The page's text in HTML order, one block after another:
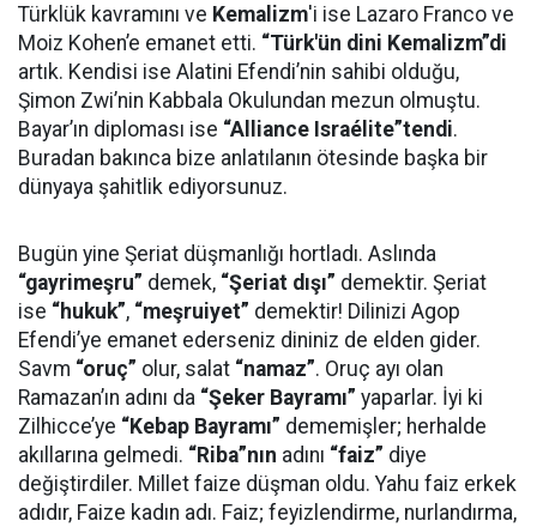
Türklük kavramını ve Kemalizm'i ise Lazaro Franco ve
Moiz Kohen’e emanet etti. “Türk'ün dini Kemalizm”di
artık. Kendisi ise Alatini Efendi’nin sahibi olduğu,
Şimon Zwi’nin Kabbala Okulundan mezun olmuştu.
Bayar’ın diploması ise “Alliance Israélite”tendi.
Buradan bakınca bize anlatılanın ötesinde başka bir
dünyaya şahitlik ediyorsunuz.
Bugün yine Şeriat düşmanlığı hortladı. Aslında
“gayrimeşru” demek, “Şeriat dışı” demektir. Şeriat
ise “hukuk”, “meşruiyet” demektir! Dilinizi Agop
Efendi’ye emanet ederseniz dininiz de elden gider.
Savm “oruç” olur, salat “namaz”. Oruç ayı olan
Ramazan’ın adını da “Şeker Bayramı” yaparlar. İyi ki
Zilhicce’ye “Kebap Bayramı” dememişler; herhalde
akıllarına gelmedi. “Riba”nın adını “faiz” diye
değiştirdiler. Millet faize düşman oldu. Yahu faiz erkek
adıdır, Faize kadın adı. Faiz; feyizlendirme, nurlandırma,